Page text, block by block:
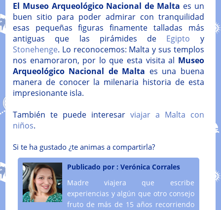
El Museo Arqueológico Nacional de Malta es un
buen sitio para poder admirar con tranquilidad
esas pequeñas figuras finamente talladas más
antiguas que las pirámides de Egipto y
Stonehenge. Lo reconocemos: Malta y sus templos
nos enamoraron, por lo que esta visita al Museo
Arqueológico Nacional de Malta es una buena
manera de conocer la milenaria historia de esta
impresionante isla.
También te puede interesar viajar a Malta con
niños.
Si te ha gustado ¿te animas a compartirla?
Publicado por : Verónica Corrales
Madre viajera que escribe
experiencias y algún que otro consejo
fruto de más de 15 años recorriendo